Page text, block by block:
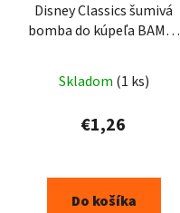
Disney Classics šumivá
bomba do kúpeľa BAMBI
Skladom (1 ks)
€1,26
Do košíka